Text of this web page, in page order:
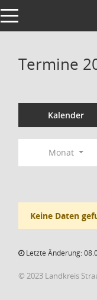
Toggle navigation
Termine
Kalender
Monat
Keine Daten
Letzte Änderung:
© 2023 Landkreis